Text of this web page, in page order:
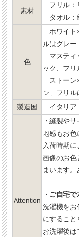
素材
フリル：
タオル：
色
ホワイト
ルはグレー
マスティ
ック、フリ
ストーン
ン、フリル
製造国
イタリア
Attention
・縫製や
地感もお色
入荷時期に
画像のお色
まいます。
・ ご自宅で
洗濯機をお
にすること
お洗濯後は